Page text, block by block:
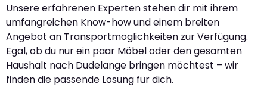
Unsere erfahrenen Experten stehen dir mit ihrem
umfangreichen Know-how und einem breiten
Angebot an Transportmöglichkeiten zur Verfügung.
Egal, ob du nur ein paar Möbel oder den gesamten
Haushalt nach Dudelange bringen möchtest – wir
finden die passende Lösung für dich.